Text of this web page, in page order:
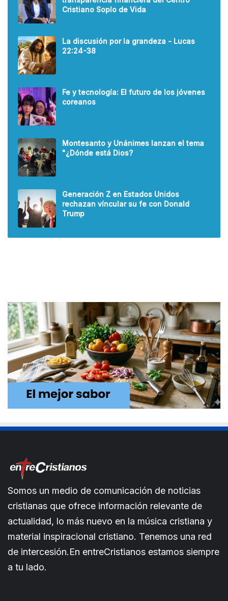
Cristiano Soplo de Vida
La discusión por la grandeza - Lucas
22:24-38
Fe y tecnología: El futuro de los jóvenes
coreanos
Montesanto y Unánimes lanzan el tema
"¿Dónde está Dios?
Generación Z en Estados Unidos
rechazan víncular su fe con Donald
Trump
Somos un medio de comunicación de noticias
cristianas que ofrece información relevante de
actualidad, lo más nuevo en la música cristiana y
material inspiracional cristiano. Tenemos una red
de intercesión.En entreCristianos estamos siempre
a tu lado.